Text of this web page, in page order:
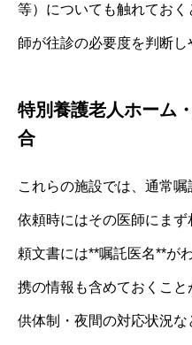
等）についても触れてお
師が往診の必要度を判断し
特別養護老人ホーム
合
これらの施設では、通常
依頼時にはその医師にま
頼文書には**嘱託医名**が
携の情報も含めておくこ
供体制・夜間の対応状況